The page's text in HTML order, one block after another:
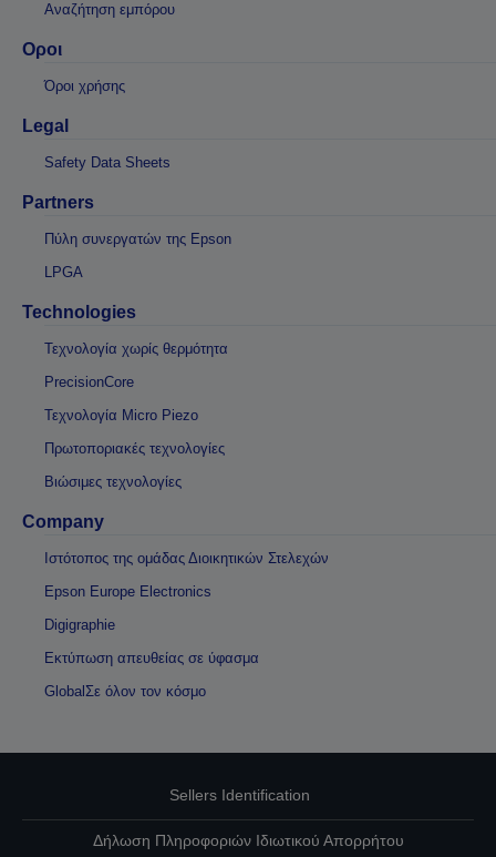
Αναζήτηση εμπόρου
Οροι
Όροι χρήσης
Legal
Safety Data Sheets
Partners
Πύλη συνεργατών της Epson
LPGA
Technologies
Τεχνολογία χωρίς θερμότητα
PrecisionCore
Τεχνολογία Micro Piezo
Πρωτοποριακές τεχνολογίες
Βιώσιμες τεχνολογίες
Company
Ιστότοπος της ομάδας Διοικητικών Στελεχών
Epson Europe Electronics
Digigraphie
Εκτύπωση απευθείας σε ύφασμα
GlobalΣε όλον τον κόσμο
Sellers Identification
Δήλωση Πληροφοριών Ιδιωτικού Απορρήτου